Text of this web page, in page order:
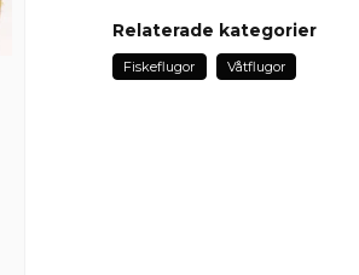
Fråga oss något om
Relaterade kategorier
Fiskeflugor Våtflugor